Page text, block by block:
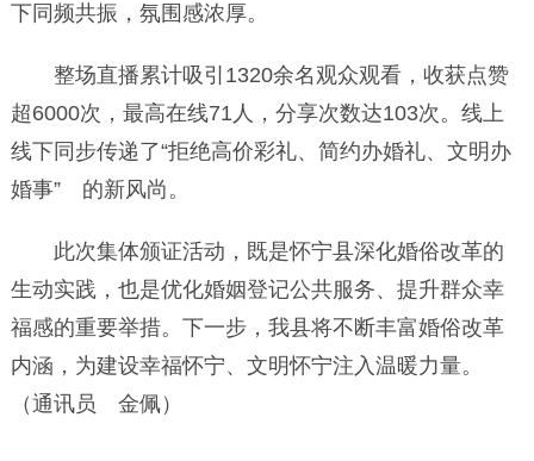
下同频共振，氛围感浓厚。
整场直播累计吸引1320余名观众观看，收获点赞
超6000次，最高在线71人，分享次数达103次。线上
线下同步传递了“拒绝高价彩礼、简约办婚礼、文明办
婚事” 的新风尚。
此次集体颁证活动，既是怀宁县深化婚俗改革的
生动实践，也是优化婚姻登记公共服务、提升群众幸
福感的重要举措。下一步，我县将不断丰富婚俗改革
内涵，为建设幸福怀宁、文明怀宁注入温暖力量。
（通讯员 金佩）